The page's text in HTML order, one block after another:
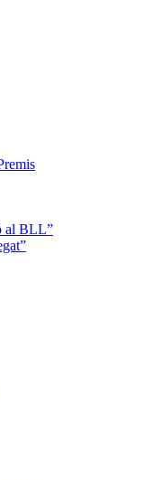
al BLL”